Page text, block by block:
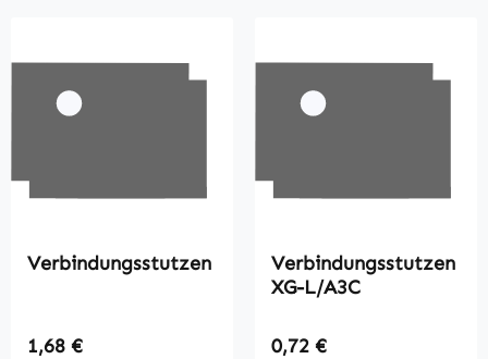
Verbindungsstutzen
Regulärer Preis:
1,68 €
Verbindungsstutzen
XG-L/A3C
Regulärer Preis:
0,72 €